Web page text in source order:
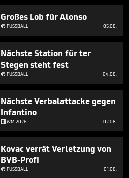
Großes Lob für Alonso
FUSSBALL 05.08.
Nächste Station für ter
Stegen steht fest
FUSSBALL 04.08.
Nächste Verbalattacke gegen
Infantino
WM 2026 02.08.
Kovac verrät Verletzung von
BVB-Profi
FUSSBALL 01.08.